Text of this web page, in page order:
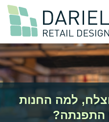
למה החנות
התפנתה?